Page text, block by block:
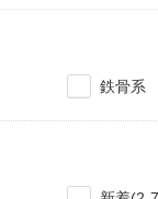
鉄骨系